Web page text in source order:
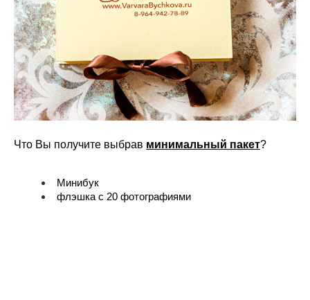
Что Вы получите выбрав минимальный пакет?
Минибук
флэшка с 20 фотографиями